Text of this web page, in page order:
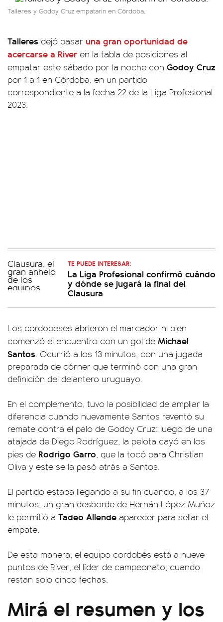
Talleres y Godoy Cruz empatarin en Córdoba.
Talleres dejó pasar una gran oportunidad de
acercarse a River en la tabla de posiciones al
empatar este sábado por la noche con Godoy Cruz
por 1 a 1 en Córdoba, en un partido
correspondiente a la fecha 22 de la Liga Profesional
2023.
TE PUEDE INTERESAR:
La Liga Profesional confirmó cuándo
y dónde se jugará la final del
Clausura
Los cordobeses abrieron el marcador ni bien
comenzó el encuentro con un gol de Michael
Santos. Ocurrió a los 13 minutos, con una jugada
preparada de córner que terminó con una gran
definición del delantero uruguayo.
En el complemento, tuvo la posibilidad de ampliar la
diferencia cuando nuevamente Santos reventó su
remate contra el palo de Godoy Cruz: luego de una
atajada de Diego Rodríguez, la pelota cayó en los
pies de Rodrigo Garro, que la tocó para Christian
Oliva y este se la pasó atrás a Santos.
El partido estaba llegando a su fin cuando, a los 37
minutos, un gran desborde de Hernán López Muñoz
le permitió a Tadeo Allende aparecer para sellar el
empate.
De esta manera, el equipo cordobés está a nueve
puntos de River, el líder de campeonato, cuando
restan solo cinco fechas.
Mirá el resumen y los